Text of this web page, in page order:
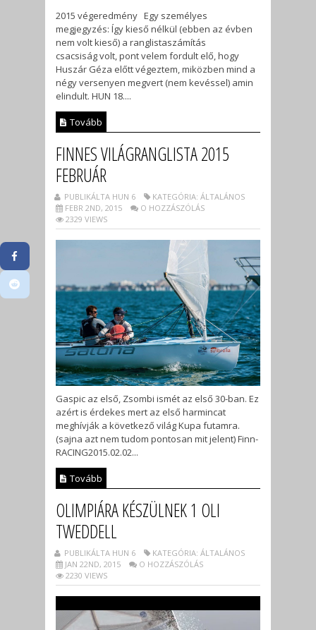
2015 végeredmény Egy személyes
megjegyzés: Így kieső nélkül (ebben az évben
nem volt kieső) a ranglistaszámítás
csacsiság volt, pont velem fordult elő, hogy
Huszár Géza előtt végeztem, miközben mind a
négy versenyen megvert (nem kevéssel) amin
elindult. HUN 18....
Tovább
FINNES VILÁGRANGLISTA 2015
FEBRUÁR
PUBLIKÁLTA HUN 6
KATEGÓRIA: ÁLTALÁNOS
FEBR 2ND, 2015
O HOZZÁSZÓLÁS
2329 VIEWS
Gaspic az első, Zsombi ismét az első 30-ban. Ez
azért is érdekes mert az első harmincat
meghívják a következő világ Kupa futamra.
(sajna azt nem tudom pontosan mit jelent) Finn-
RACING2015.02.02...
Tovább
OLIMPIÁRA KÉSZÜLNEK 1 OLI
TWEDDELL
PUBLIKÁLTA HUN 6
KATEGÓRIA: ÁLTALÁNOS
JAN 22ND, 2015
O HOZZÁSZÓLÁS
2230 VIEWS